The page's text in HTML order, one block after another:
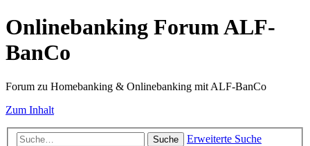
Onlinebanking Forum ALF-
BanCo
Forum zu Homebanking & Onlinebanking mit ALF-BanCo
Zum Inhalt
Suche Erweiterte Suche